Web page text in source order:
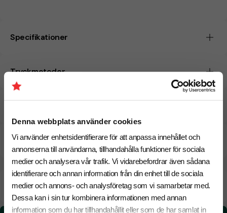
Denna webbplats använder cookies
Vi använder enhetsidentifierare för att anpassa innehållet och
annonserna till användarna, tillhandahålla funktioner för sociala
medier och analysera vår trafik. Vi vidarebefordrar även sådana
identifierare och annan information från din enhet till de sociala
medier och annons- och analysföretag som vi samarbetar med.
Dessa kan i sin tur kombinera informationen med annan
information som du har tillhandahållit eller som de har samlat in
Specifikationer
Tryckmetoder
CO₂e -avtryck
18 Augusti Beräknad leveranstid: 6 arbetsdagar
Snabbare leverans? Kontakta oss.